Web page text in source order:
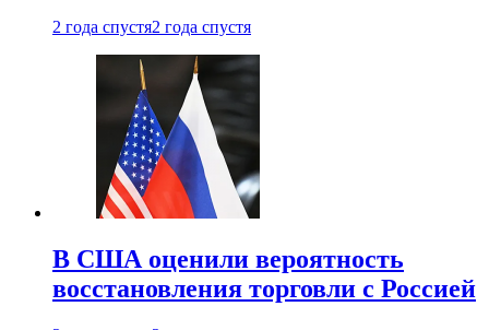
2 года спустя2 года спустя
В США оценили вероятность
восстановления торговли с Россией